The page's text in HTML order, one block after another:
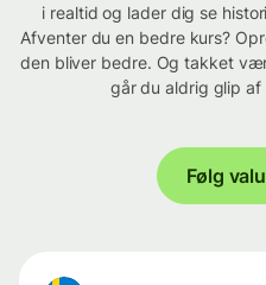
i realtid og lader dig se
Afventer du en bedre kurs?
den bliver bedre. Og takket
går du aldrig glip af
Følg